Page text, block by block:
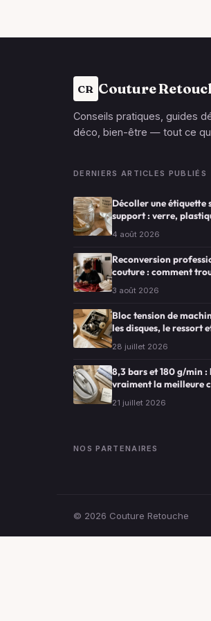
CR Couture
Conseils pratiques, guides
déco, bien-être — tout ce
DERNIERS ARTICLES PUBLIÉS
Décoller une étiquette
support : verre,
4 août 2026
Reconversion
couture : comment
3 août 2026
Bloc tension de
les disques, le ressort
28 juillet 2026
8,3 bars et 180 g/min
vraiment la meilleure
21 juillet 2026
NOS PARTENAIRES
© 2026 Couture Retouche